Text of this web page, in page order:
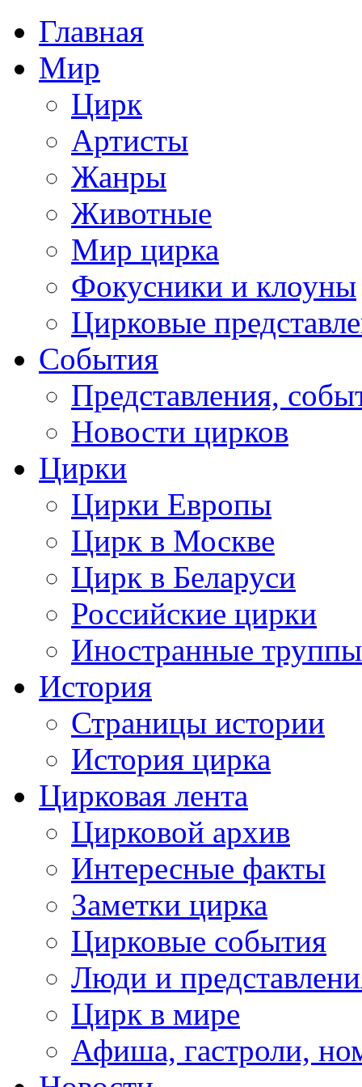
Главная
Мир
Цирк
Артисты
Жанры
Животные
Мир цирка
Фокусники и клоуны
Цирковые
События
Представления,
Новости цирков
Цирки
Цирки Европы
Цирк в Москве
Цирк в Беларуси
Российские цирки
Иностранные труппы
История
Страницы истории
История цирка
Цирковая лента
Цирковой архив
Интересные факты
Заметки цирка
Цирковые события
Люди и
Цирк в мире
Афиша, гастроли,